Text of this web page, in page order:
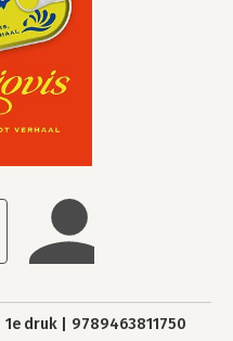
1e druk 9789463811750